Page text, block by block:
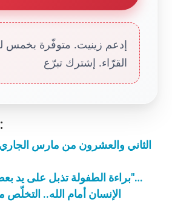
إدعم زينيت. متوفّرة بخمس
القرّاء. إشترك تبرّع
الثاني والعشرون من مارس الجاري:
براءة الطفولة تذبل على يد بعض "رجال الدين"…
الإنسان أمام الله..